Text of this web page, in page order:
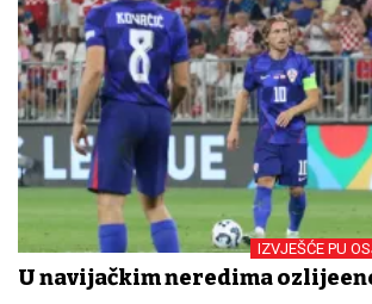
IZVJEŠĆE PU
U navijačkim neredima